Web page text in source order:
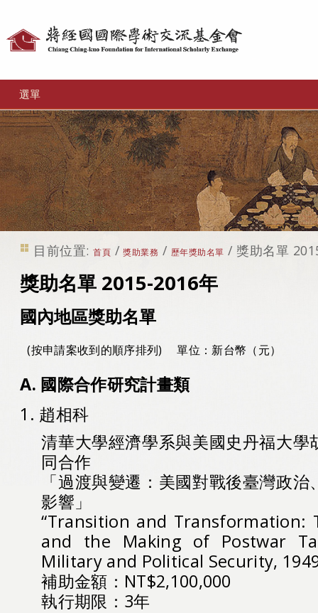
選單
目前位置: 首頁 /獎助業務 / 歷年獎助名單 / 獎助名單
獎助名單 2015-2016年
國內地區獎助名單
(按申請案收到的順序排列) 單位：新台幣（元）
A. 國際合作研究計畫類
1. 趙相科
清華大學經濟學系與美國史丹福大學
同合作
「過渡與變遷：美國對戰後臺灣政
影響」
“Transition and Transformation:
and the Making of Postwar
Military and Political Security,
補助金額：NT$2,100,000
執行期限：3年